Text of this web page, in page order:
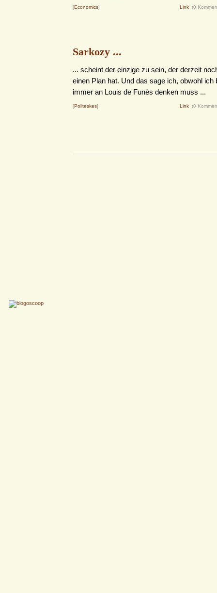
[Economics] Link (0
Sarkozy ...
... scheint der einzige zu sein, der derzeit
einen Plan hat. Und das sage ich, obwohl ich
immer an Louis de Funès denken muss ...
[Politeskes] Link (0